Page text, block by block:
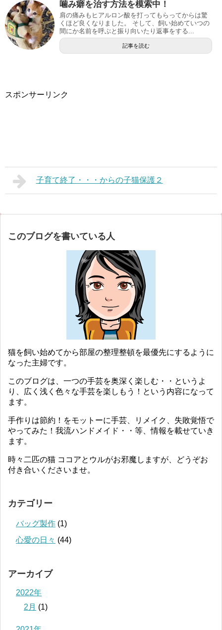
噛み癖を治す方法を模索中！
肩の痛みもヒアルロン酸を打ってもらってからは驚
くほど良くなりました。 そして、飼い始めていつの
間にか名前を呼ぶと振り向いたり返事をする...
記事を読む
スポンサーリンク
子育て終了・・・からの子猫保護２
このブログを書いている人
猫を飼い始めてから部屋の整理整頓を最優先にするように
なった主婦です。
このブログは、一つの手芸を奥深く楽しむ・・というよ
り、広く浅く色々な手芸を楽しもう！という内容になって
ます。
手作りは節約！をモットーに手芸、リメイク、失敗覚悟で
やってみた！我流ハンドメイド・・等、情報を載せていき
ます。
時々二匹の猫 ココアとウルがお邪魔しますが、どうぞお
付き合いくださいませ。
カテゴリー
バッグ製作 (1)
心愛の日々 (44)
アーカイブ
2022年
2月 (1)